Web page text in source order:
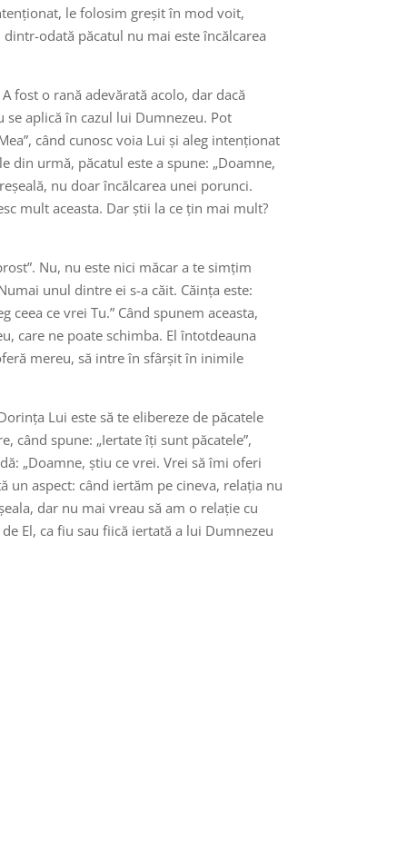
le folosim greșit în mod voit,
odată păcatul nu mai este încălcarea
fost o rană adevărată acolo, dar dacă
aplică în cazul lui Dumnezeu. Pot
când cunosc voia Lui și aleg intenționat
din urmă, păcatul este a spune: „Doamne,
nu doar încălcarea unei porunci.
mult aceasta. Dar știi la ce țin mai mult?
Nu, nu este nici măcar a te simțim
unul dintre ei s-a căit. Căința este:
ceea ce vrei Tu.” Când spunem aceasta,
care ne poate schimba. El întotdeauna
mereu, să intre în sfârșit în inimile
Lui este să te elibereze de păcatele
când spune: „Iertate îți sunt păcatele”,
„Doamne, știu ce vrei. Vrei să îmi oferi
un aspect: când iertăm pe cineva, relația nu
dar nu mai vreau să am o relație cu
El, ca fiu sau fiică iertată a lui Dumnezeu